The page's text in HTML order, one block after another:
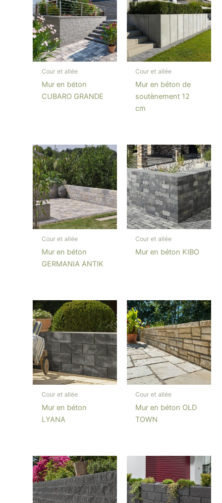
Cour et allée
Mur en béton
CUBARO GRANDE
Cour et allée
Mur en béton de
soutènement 12
cm
Cour et allée
Mur en béton
GERMANIA ANTIK
Cour et allée
Mur en béton KIBO
Cour et allée
Mur en béton
LYANA
Cour et allée
Mur en béton OLD
TOWN